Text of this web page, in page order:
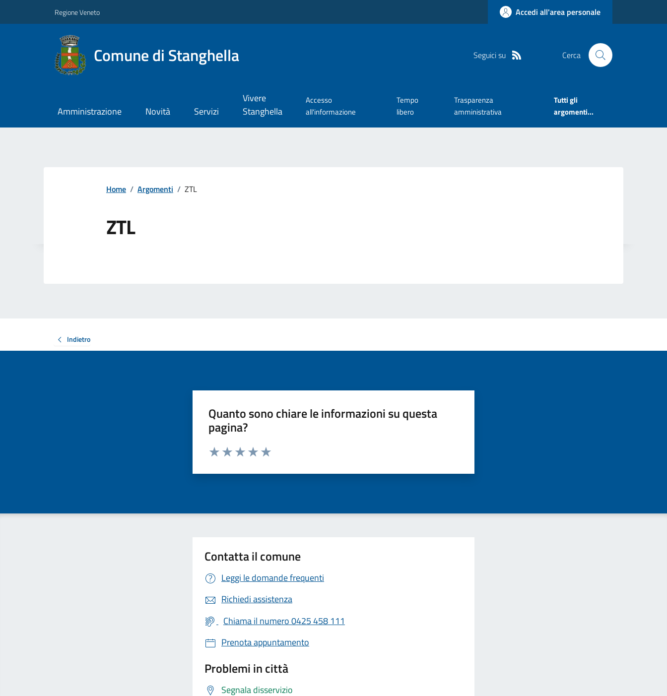
Regione Veneto Accedi all'area personale
Comune di Stanghella Seguici su Cerca
Amministrazione Novità Servizi
Vivere
Stanghella
Accesso
all'informazione
Tempo
libero
Trasparenza
amministrativa
Tutti gli
argomenti...
Home / Argomenti / ZTL
ZTL
Indietro
Quanto sono chiare le informazioni su questa
pagina?
Valuta da 1 a 5 stelle la pagina
Contatta il comune
Leggi le domande frequenti
Richiedi assistenza
Chiama il numero 0425 458 111
Prenota appuntamento
Problemi in città
Segnala disservizio